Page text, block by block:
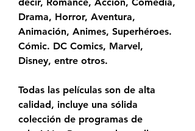
Drama, Horror, Aventura,
Animación, Animes, Superhéroes.
Cómic. DC Comics, Marvel,
Disney, entre otros.
Todas las películas son de alta
calidad, incluye una sólida
colección de programas de